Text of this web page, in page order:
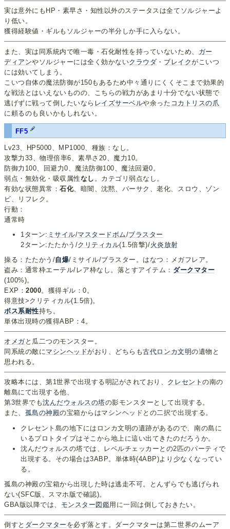
実は意外にもHP・素早さ・知性以外のステータスは全てソルジャーよ
り低い。
獲得経験値・ギルもソルジャーの半分しか手に入らない。
また、実は同系統内で唯一毒・石化耐性を持っていないため、 ガー
ディアンやソルジャーには全く効かないクラウダ ・ ブレイクがこいつ
には効いてしまう。
こいつ自体の魔法防御が150もあるため中々通りにくくそこまで効果的
な戦法とはいえないものの、こちらの戦力があまり十分でない状態で
逃げずに戦って倒したいなら レイズサーベルや余った コカトリスの爪
に頼るのも良いかもしれない。
FF5
Lv23、HP5000、MP1000、種族：なし。
攻撃力33、物理倍率6、素早さ20、魔力10。
防御力100、回避力0、魔法防御100、魔法回避0。
弱点・無効化・吸収属性なし 。カテゴリ弱点なし。
有効な状態異常：石化、暗闇、沈黙、バーサク、老化、スロウ、ゾン
ビ、リフレク。
行動：
通常時
1ターン: ミサイル/マスタードボム/ブラスター
2ターン:たたかう/クリティカル(1.5倍撃)/火炎放射
操る：たたかう/自爆/ミサイル/ブラスター。はなつ：メガフレア。
盗み：通常枠エーテル/レア枠なし。落とすアイテム： ダークマター
(100%)。
EXP：2000。獲得ギル：0。
得意技>クリティカル(1.5倍)。
ボス系耐性持ち。
単体出現時の獲得ABP：4。
オメガと瓜二つのモンスター。
同系統の敵にマシンヘッドがおり、どちらも古代ロンカ文明の遺物と
思われる。
攻略本には、第1世界で出現する明記がされており、 クレセントの南の
離島にて出現する他、
第3世界でも沈んだウォルスの塔の影モンスターとして出現する。
また、 孤島の神殿の宝箱からはマシンヘッドとの二択で出現する。
クレセント島の地下にはロンカ文明の遺跡があるので、南の島に
いるプロトタイプはそこから地上に這い出てきたのだろうか。
沈んだウォルスの塔では、レベルチェッカーとの2匹のパーティで
出現する。その場合は3ABP。単体時(4ABP)より少なくなってい
る。
孤島の神殿の宝箱から出現した時は逃走不可。とんずらでも逃げられ
ない(SFC版、スマホ版で確認)。
GBA版以降では、 モンスター図鑑用に一回は倒しておきたい。
倒すと ダークマター を必ず落とす。ダークマターは第二世界のムーア